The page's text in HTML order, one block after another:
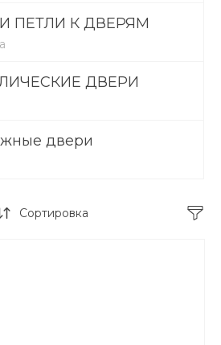
ПЕТЛИ К ДВЕРЯМ
ДВЕРИ
двери
Сортировка